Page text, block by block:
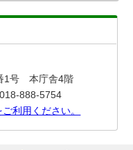
1号 本庁舎4階
888-5754
利用ください。